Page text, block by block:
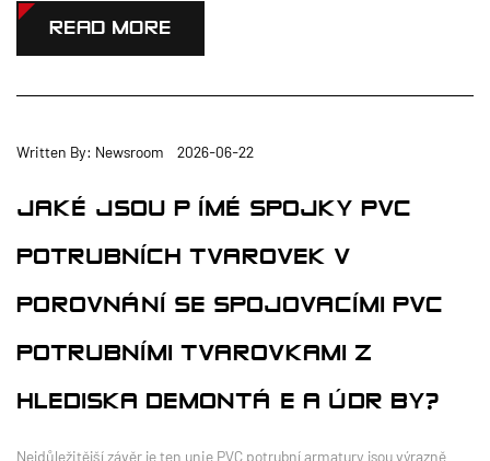
READ MORE
Written By: Newsroom 2026-06-22
JAKÉ JSOU PŘÍMÉ SPOJKY PVC
POTRUBNÍCH TVAROVEK V
POROVNÁNÍ SE SPOJOVACÍMI PVC
POTRUBNÍMI TVAROVKAMI Z
HLEDISKA DEMONTÁŽE A ÚDRŽBY?
Nejdůležitější závěr je ten unie PVC potrubní armatury jsou výrazně